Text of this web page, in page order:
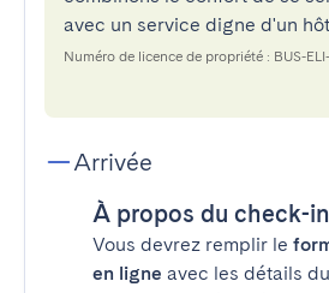
avec un service digne d'un
Numéro de licence de propriété : BUS-
Arrivée
À propos du check-in
Vous devrez remplir le
en ligne avec les détails